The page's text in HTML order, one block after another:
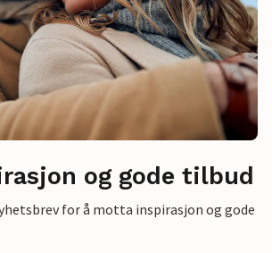
og gode tilbud
for å motta inspirasjon og gode